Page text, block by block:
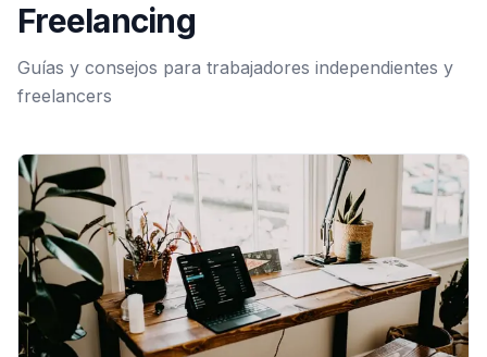
Contacto
Calculadora Freelance Gratis
Freelancing
Guías y consejos para trabajadores independientes y
freelancers